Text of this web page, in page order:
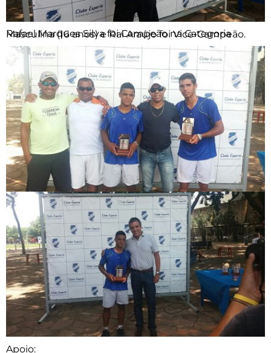
Rafael Marques Silva foi Campeão na Categoria Masculina (16 anos) e Rai Araújo foi Vice-Campeão.
Apoio: